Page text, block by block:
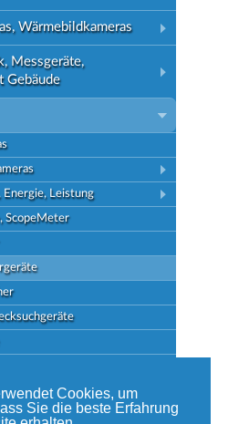
Cookies, um
Sie die beste Erfahrung
Wärmebildkameras
Messgeräte,
Gebäude
Energie, Leistung
ScopeMeter